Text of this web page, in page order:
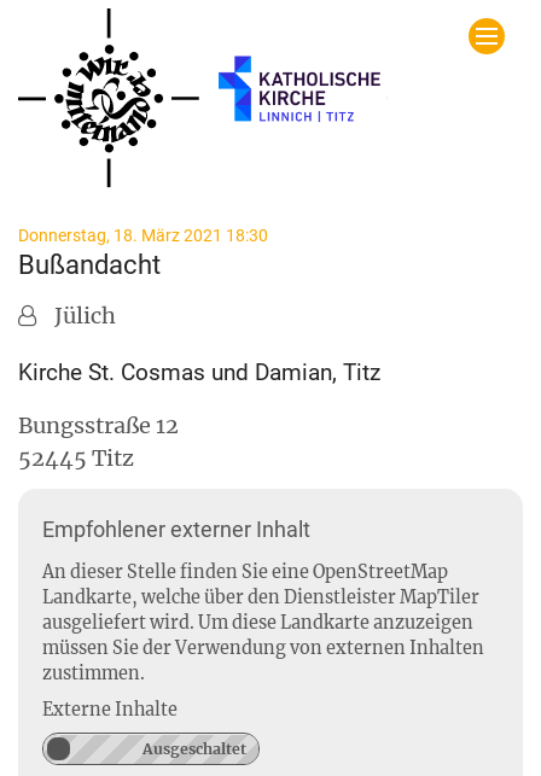
Zum Inhalt springen
Donnerstag, 18. März 2021 18:30
Bußandacht
Jülich
Kirche St. Cosmas und Damian, Titz
Bungsstraße 12
52445 Titz
Empfohlener externer Inhalt
An dieser Stelle finden Sie eine OpenStreetMap
Landkarte, welche über den Dienstleister MapTiler
ausgeliefert wird. Um diese Landkarte anzuzeigen
müssen Sie der Verwendung von externen Inhalten
zustimmen.
Externe Inhalte